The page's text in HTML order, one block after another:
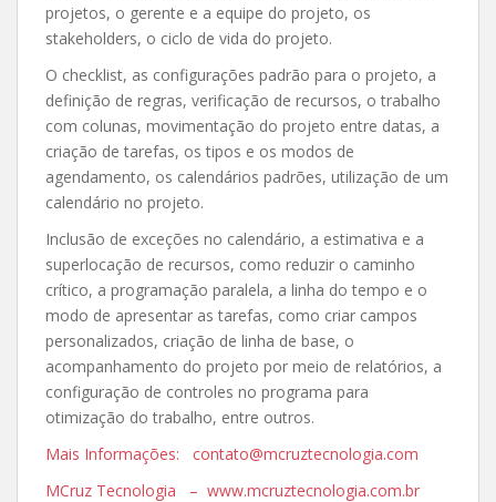
projetos, o gerente e a equipe do projeto, os
stakeholders, o ciclo de vida do projeto.
O checklist, as configurações padrão para o projeto, a
definição de regras, verificação de recursos, o trabalho
com colunas, movimentação do projeto entre datas, a
criação de tarefas, os tipos e os modos de
agendamento, os calendários padrões, utilização de um
calendário no projeto.
Inclusão de exceções no calendário, a estimativa e a
superlocação de recursos, como reduzir o caminho
crítico, a programação paralela, a linha do tempo e o
modo de apresentar as tarefas, como criar campos
personalizados, criação de linha de base, o
acompanhamento do projeto por meio de relatórios, a
configuração de controles no programa para
otimização do trabalho, entre outros.
Mais Informações: contato@mcruztecnologia.com
MCruz Tecnologia – www.mcruztecnologia.com.br